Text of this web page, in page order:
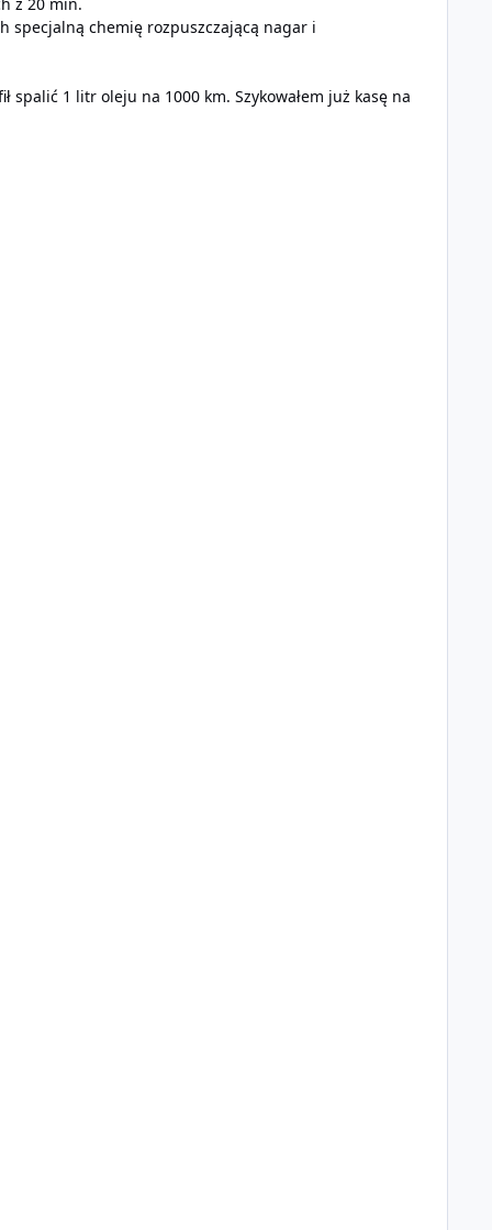
specjalną chemię rozpuszczającą nagar i
1 litr oleju na 1000 km. Szykowałem już kasę na